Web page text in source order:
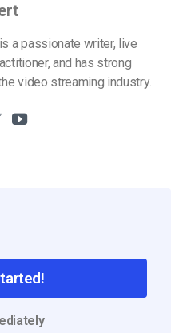
a passionate writer, live
and has strong
video streaming industry.